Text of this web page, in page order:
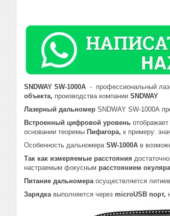
SNDWAY SW-1000A - профессиональный
объекта, производства компании SNDWAY
Лазерный дальномер SNDWAY SW-1000A
Встроенный цифровой уровень
основании теоремы Пифагора, к примеру:
Особенность дальномера SW-1000A в
Так как измеряемые расстояния
настраемым фокусным расстоянием окуляра
Питание дальномера осуществляется
Зарядка выполняется через microUSB порт,